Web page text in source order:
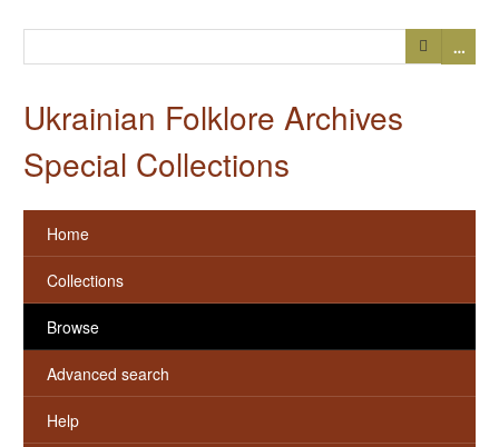
…
Ukrainian Folklore Archives
Special Collections
Home
Collections
Browse
Advanced search
Help